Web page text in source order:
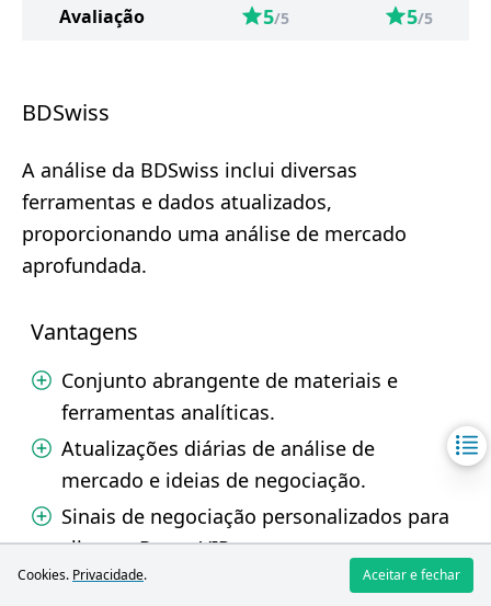
Avaliação
5/5 5/5
BDSwiss
A análise da BDSwiss inclui diversas
ferramentas e dados atualizados,
proporcionando uma análise de mercado
aprofundada.
Vantagens
Conjunto abrangente de materiais e
ferramentas analíticas.
Atualizações diárias de análise de
mercado e ideias de negociação.
Sinais de negociação personalizados para
clientes Raw e VIP.
Cookies. Privacidade. Aceitar e fechar